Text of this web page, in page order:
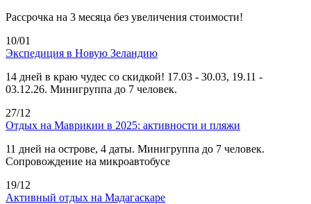
Рассрочка на 3 месяца без увеличения стоимости!
10/01
Экспедиция в Новую Зеландию
14 дней в краю чудес со скидкой! 17.03 - 30.03, 19.11 -
03.12.26. Минигруппа до 7 человек.
27/12
Отдых на Маврикии в 2025: активности и пляжи
11 дней на острове, 4 даты. Минигруппа до 7 человек.
Сопровождение на микроавтобусе
19/12
Активный отдых на Мадагаскаре